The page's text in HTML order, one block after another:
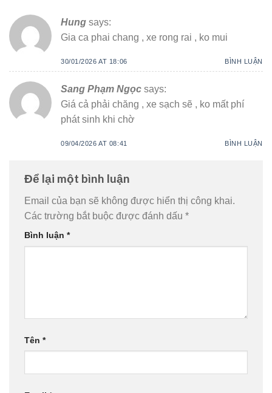
Hung says:
Gia ca phai chang , xe rong rai , ko mui
30/01/2026 AT 18:06 BÌNH LUẬN
Sang Phạm Ngọc says:
Giá cả phải chăng , xe sạch sẽ , ko mất phí
phát sinh khi chờ
09/04/2026 AT 08:41 BÌNH LUẬN
Để lại một bình luận
Email của bạn sẽ không được hiển thị công khai.
Các trường bắt buộc được đánh dấu *
Bình luận *
Tên *